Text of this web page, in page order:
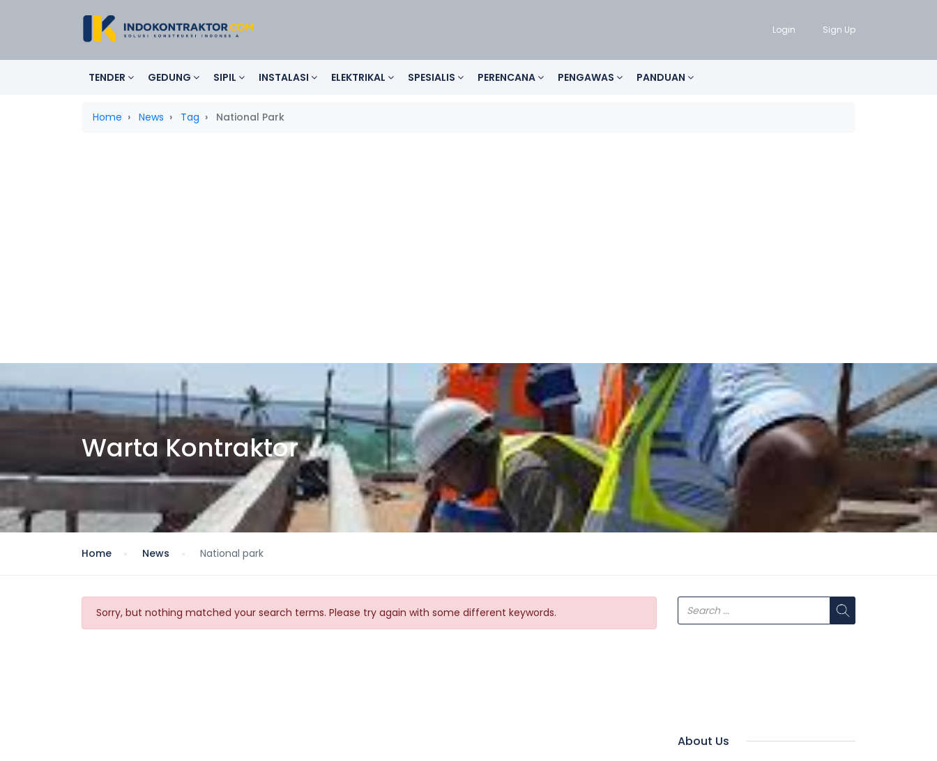
Login Sign Up
TENDER GEDUNG SIPIL INSTALASI ELEKTRIKAL SPESIALIS PERENCANA PENGAWAS PANDUAN
Home News Tag National Park
Warta Kontraktor
Home News National park
Sorry, but nothing matched your search terms. Please try again with some different keywords.
About Us